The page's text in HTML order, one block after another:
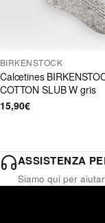
BIRKENSTOCK
Calcetines
COTTON SLUB W gris
15,90€
ASSISTENZA
Siamo qui per